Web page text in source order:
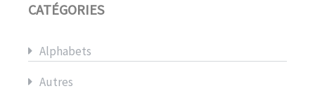
CATÉGORIES
Alphabets
Autres